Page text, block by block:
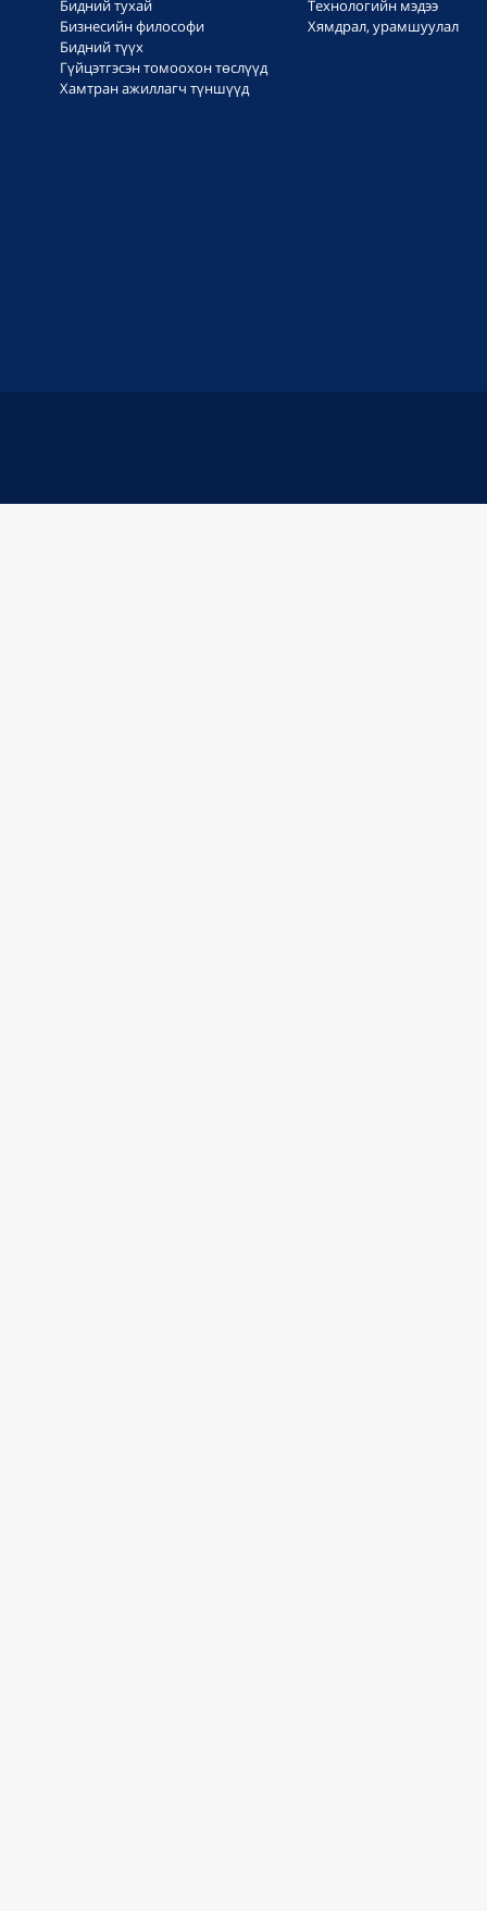
Бидний тухай
Бизнесийн философи
Бидний түүх
Гүйцэтгэсэн томоохон төслүүд
Хамтран ажиллагч түншүүд
Технологийн мэдээ
Хямдрал, урамшуулал